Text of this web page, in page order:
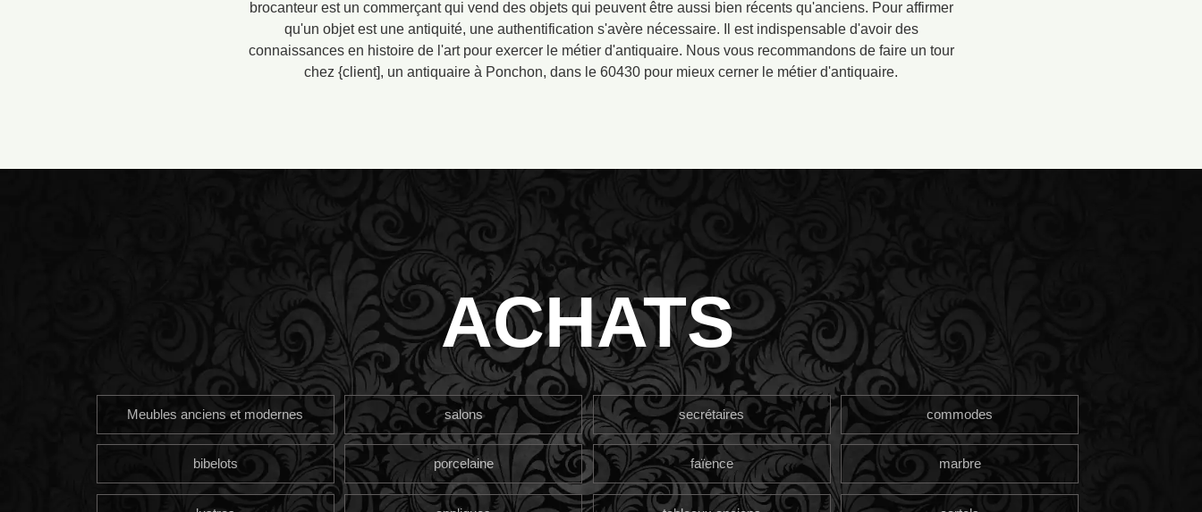
brocanteur est un commerçant qui vend des objets qui peuvent être aussi bien récents qu'anciens. Pour affirmer
qu'un objet est une antiquité, une authentification s'avère nécessaire. Il est indispensable d'avoir des
connaissances en histoire de l'art pour exercer le métier d'antiquaire. Nous vous recommandons de faire un tour
chez {client], un antiquaire à Ponchon, dans le 60430 pour mieux cerner le métier d'antiquaire.
ACHATS
Meubles anciens et modernes salons secrétaires commodes
bibelots porcelaine faïence marbre